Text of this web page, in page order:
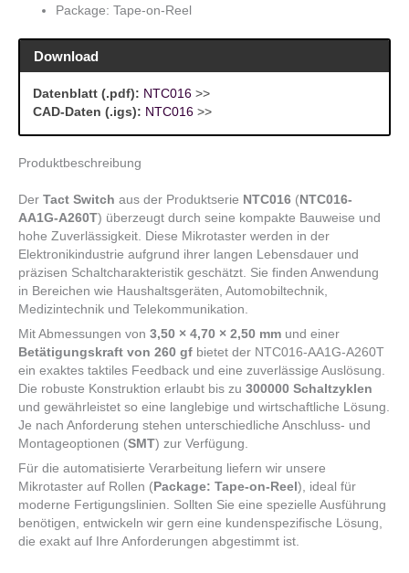
Package: Tape-on-Reel
Download
Datenblatt (.pdf): NTC016>>
CAD-Daten (.igs): NTC016>>
Produktbeschreibung
Der Tact Switch aus der Produktserie NTC016 (NTC016-
AA1G-A260T) überzeugt durch seine kompakte Bauweise und
hohe Zuverlässigkeit. Diese Mikrotaster werden in der
Elektronikindustrie aufgrund ihrer langen Lebensdauer und
präzisen Schaltcharakteristik geschätzt. Sie finden Anwendung
in Bereichen wie Haushaltsgeräten, Automobiltechnik,
Medizintechnik und Telekommunikation.
Mit Abmessungen von 3,50 × 4,70 × 2,50 mm und einer
Betätigungskraft von 260 gf bietet der NTC016-AA1G-A260T
ein exaktes taktiles Feedback und eine zuverlässige Auslösung.
Die robuste Konstruktion erlaubt bis zu 300000 Schaltzyklen
und gewährleistet so eine langlebige und wirtschaftliche Lösung.
Je nach Anforderung stehen unterschiedliche Anschluss- und
Montageoptionen (SMT) zur Verfügung.
Für die automatisierte Verarbeitung liefern wir unsere
Mikrotaster auf Rollen (Package: Tape-on-Reel), ideal für
moderne Fertigungslinien. Sollten Sie eine spezielle Ausführung
benötigen, entwickeln wir gern eine kundenspezifische Lösung,
die exakt auf Ihre Anforderungen abgestimmt ist.